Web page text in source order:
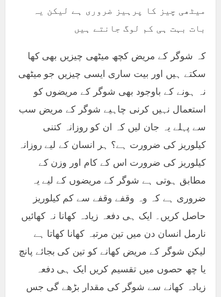
میٹھی چیز کا پرہیز ضروری ہے لیکن یہ
بات بہت ہی کم لوگ جانتے ہیں
کہ شوگر کے مریض کچھ میٹھی چیزیں بھی کھا
سکتے ہیں اور بیت ساری ایسی چیزیں جو میٹھی
نہ ہونے کے باوجود بھی شوگر کے مریضوں کو
استعمال نہیں کرنی چاہیے شوگر کے مریض سب
سے پہلے یہ جان لیں کہ ان کو روزانہ کتنی
کیلوریز کی ضرورت ہے؟ ہر انسان کے لیے روزانہ
کیلوریز کی ضرورت اس کے کام اور وزن کے
مطابق ہوتی ہے شوگر کے مریضوں کے لیے یہ
ضروری ہے کہ وہ وقفے وقفے سے کم کیلوریز
حاصل کریں۔ ایک ہی دفعہ زیادہ کھانا نہ کھائیں
نارمل انسان دن میں تین مرتبہ کھانا کھاتا ہے
لیکن شوگر کے مریض کھانے کو تین کی بجائے پانچ
یا چھ حصوں میں تقسیم کریں ایک ہی دفعہ
زیادہ کھانے سے شوگر کی مقدار بڑھے گی جس